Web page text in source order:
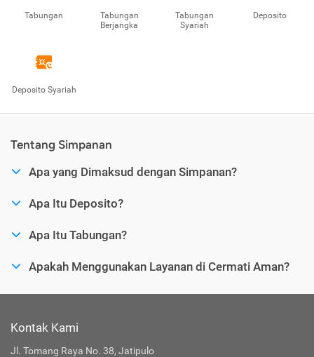
Tabungan
Tabungan
Berjangka
Tabungan
Syariah
Deposito
Deposito Syariah
Tentang Simpanan
Apa yang Dimaksud dengan Simpanan?
Apa Itu Deposito?
Apa Itu Tabungan?
Apakah Menggunakan Layanan di Cermati Aman?
Kontak Kami
Jl. Tomang Raya No. 38, Jatipulo